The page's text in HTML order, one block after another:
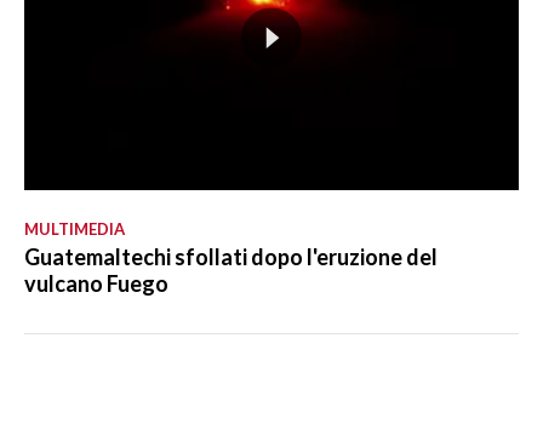
MULTIMEDIA
Guatemaltechi sfollati dopo l'eruzione del
vulcano Fuego